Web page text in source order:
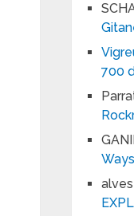
700
alves